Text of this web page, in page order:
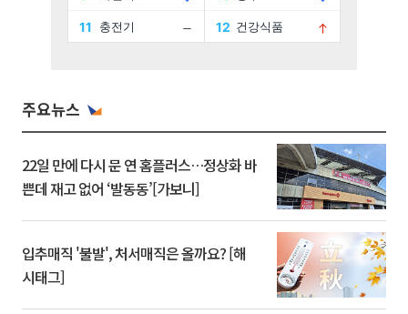
주요뉴스
22일 만에 다시 문 연 홈플러스…정상화 바
쁜데 재고 없어 ‘발동동’[가보니]
입추매직 '불발', 처서매직은 올까요? [해
시태그]